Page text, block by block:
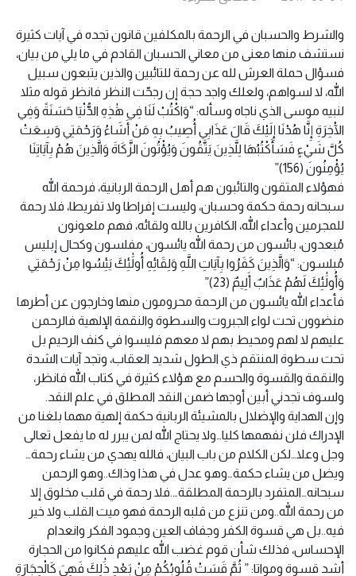
والشرط والحسبان في الرحمة بالمكلفين قانون تجده في آيات كثيرة
نستشف منها معنى من معاني الحسبان القادم في ما يلي من بيان،
فسؤال حملة العرش لله عن رحمة للتائبين والذين يتبعون سبيل
الله، لا لسواهم، ولعلك واجد حجة إن رجحّت النظر فانظر قوله مثلا
لنبيه موسى الذي ناجاه وسأله: “وَاكْتُبْ لَنَا فِي هَٰذِهِ الدُّنْيَا حَسَنَةً وَفِي
الْآخِرَةِ إِنَّا هُدْنَا إِلَيْكَ قَالَ عَذَابِي أُصِيبُ بِهِ مَنْ أَشَاءُ وَرَحْمَتِي وَسِعَتْ
كُلَّ شَيْءٍ فَسَأَكْتُبُهَا لِلَّذِينَ يَتَّقُونَ وَيُؤْتُونَ الزَّكَاةَ وَالَّذِينَ هُمْ بِآيَاتِنَا
يُؤْمِنُونَ (156)”
فهؤلاء المتقون والتائبون هم أهل الرحمة الربانية، فرحمة الله
سبحانه رحمة حكمة وحسبان، وليست إفراطا ولا تفريطا، فلا رحمة
للمجرمين وأعداء الله، الكافرين بالله ولقائه، فهم ملعونون
مُبعدون، بائسون من رحمة الله يائسون، مفلسون وكحال إبليس
مُبلسون: “وَالَّذِينَ كَفَرُوا بِآيَاتِ اللَّهِ وَلِقَائِهِ أُولَٰئِكَ يَئِسُوا مِنْ رَحْمَتِي
وَأُولَٰئِكَ لَهُمْ عَذَابٌ أَلِيمٌ (23)”
فأعداء الله يائسون من الرحمة محرومون منها وخارجون عن أطرها
منضوون تحت لواء الجبروت والسطوة والنقمة الإلهية فالرحمن
عليهم لا لهم ومحيط بهم لا معهم فليسوا في كنف الرحيم بل
تحت سطوة المنتقم ذي الطول شديد العقاب، وتجد آيات الشدة
والنقمة والقسوة والحسم مع هؤلاء كثيرة في كتاب الله فانظر،
ولسوف تجدني أبين أوجها ضمن النقد المطلق في علم النقد.
وإن الهداية والإضلال بالمشيئة الربانية حكمة إلهية مهما بلغنا من
الإدراك فلن نفهمها كليا…ولا يحتاج الله لمن يبرر له ما يفعل تعالى
وجل وعلا…لكن الكلام من باب البيان، فالله يهدي من يشاء رحمة…
ويضل من يشاء حكمة…وهو عدل في هذا وذاك..وهو الرحمن
سبحانه…المتفرد بالرحمة المطلقة….فلا رحمة في قلب مخلوق إلا
من رحمة الله..ومن تنزع من قلبه الرحمة فهو ميت القلب ولا خير
فيه..بل هي قسوة الكفر وجفاف العين وجمود الفكر وانعدام
الإحساس، فذلك شأن قوم غضب الله عليهم فكانوا من الحجارة
أشد قسوة ومواتا: ” ثُمَّ قَسَتْ قُلُوبُكُمْ مِنْ بَعْدِ ذَٰلِكَ فَهِيَ كَالْحِجَارَةِ